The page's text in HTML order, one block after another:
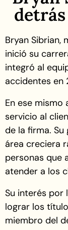
detrás
Bryan Sibrian,
inició su
integró al
accidentes en
En ese
servicio al
de la firma.
área creciera
personas que
atender a los
Su interés por
lograr los
miembro del